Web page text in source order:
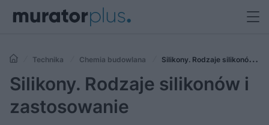
Technika Chemia budowlana
Silikony. Rodzaje silikonów i
zastosowanie
Silikony. Rodzaje silikonów i
zastosowanie